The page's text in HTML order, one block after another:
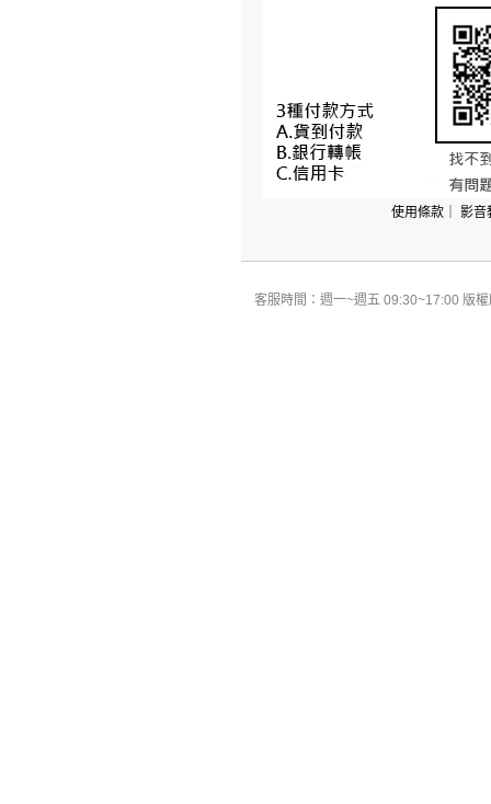
使用條款 影音
客服時間：週一~週五 09:30~17:00 版